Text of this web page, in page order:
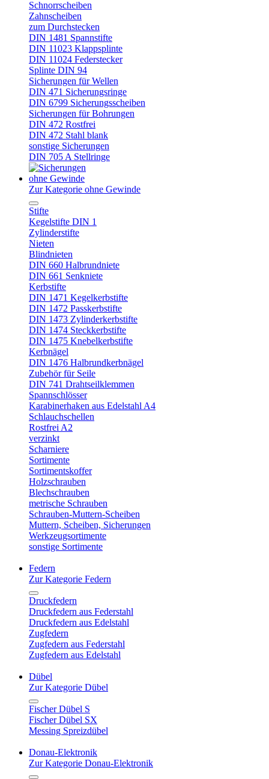
Schnorrscheiben
Zahnscheiben
zum Durchstecken
DIN 1481 Spannstifte
DIN 11023 Klappsplinte
DIN 11024 Federstecker
Splinte DIN 94
Sicherungen für Wellen
DIN 471 Sicherungsringe
DIN 6799 Sicherungsscheiben
Sicherungen für Bohrungen
DIN 472 Rostfrei
DIN 472 Stahl blank
sonstige Sicherungen
DIN 705 A Stellringe
ohne Gewinde
Zur Kategorie ohne Gewinde
Stifte
Kegelstifte DIN 1
Zylinderstifte
Nieten
Blindnieten
DIN 660 Halbrundniete
DIN 661 Senkniete
Kerbstifte
DIN 1471 Kegelkerbstifte
DIN 1472 Passkerbstifte
DIN 1473 Zylinderkerbstifte
DIN 1474 Steckkerbstifte
DIN 1475 Knebelkerbstifte
Kerbnägel
DIN 1476 Halbrundkerbnägel
Zubehör für Seile
DIN 741 Drahtseilklemmen
Spannschlösser
Karabinerhaken aus Edelstahl A4
Schlauchschellen
Rostfrei A2
verzinkt
Scharniere
Sortimente
Sortimentskoffer
Holzschrauben
Blechschrauben
metrische Schrauben
Schrauben-Muttern-Scheiben
Muttern, Scheiben, Sicherungen
Werkzeugsortimente
sonstige Sortimente
Federn
Zur Kategorie Federn
Druckfedern
Druckfedern aus Federstahl
Druckfedern aus Edelstahl
Zugfedern
Zugfedern aus Federstahl
Zugfedern aus Edelstahl
Dübel
Zur Kategorie Dübel
Fischer Dübel S
Fischer Dübel SX
Messing Spreizdübel
Donau-Elektronik
Zur Kategorie Donau-Elektronik